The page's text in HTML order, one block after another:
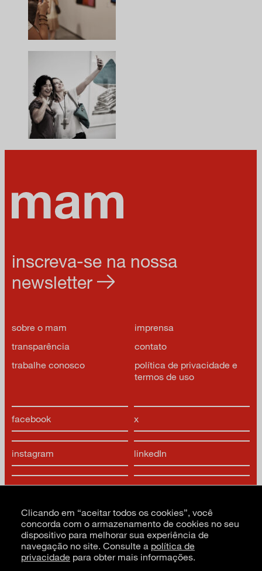
facebook x
instagram linkedIn
youtube google arts & culture
inscreva-se na nossa
newsletter
sobre o mam
imprensa
transparência
contato
trabalhe conosco
política de privacidade e
termos de uso
Clicando em “aceitar todos os cookies”, você
concorda com o armazenamento de cookies no seu
dispositivo para melhorar sua experiência de
navegação no site. Consulte a política de
privacidade para obter mais informações.